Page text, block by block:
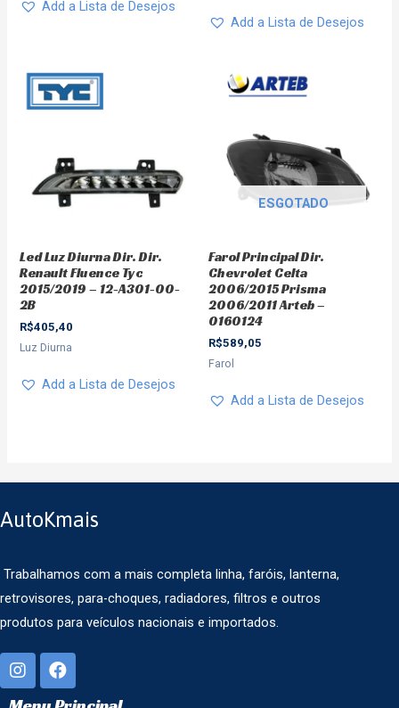
Add a Lista de Desejos
Add a Lista de Desejos
Led Luz Diurna Dir. Dir.
Renault Fluence Tyc
2015/2019 – 12-A301-00-
2B
R$405,40
Luz Diurna
Add a Lista de Desejos
ESGOTADO
Farol Principal Dir.
Chevrolet Celta
2006/2015 Prisma
2006/2011 Arteb –
0160124
R$589,05
Farol
Add a Lista de Desejos
AutoKmais
Trabalhamos com a mais completa linha, faróis, lanterna,
retrovisores, para-choques, radiadores, filtros e outros
produtos para veículos nacionais e importados.